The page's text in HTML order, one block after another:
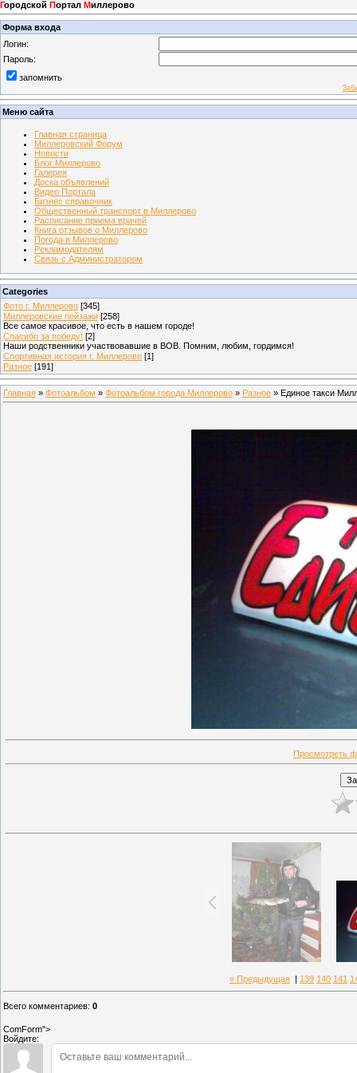
Городской Портал Миллерово
Форма входа
Логин:
Пароль:
запомнить
Меню сайта
Главная страница
Миллеровский Форум
Новости
Блог Миллерово
Галерея
Доска объявлений
Видео Портала
Бизнес справочник
Общественный транспорт в Миллерово
Расписание приема врачей
Книга отзывов о Миллерово
Погода в Миллерово
Рекламодателям
Связь с Администратором
Categories
Фото г. Миллерово [345]
Миллеровские пейзажи [258]
Все самое красивое, что есть в нашем городе!
Спасибо за победу! [2]
Наши родственники участвовавшие в ВОВ. Помним, любим, гордимся!
Спортивная история г. Миллерово [1]
Разное [191]
Главная » Фотоальбом » Фотоальбом города Миллерово » Разное » Единое такси
Просмотреть
« Предыдущая 139 140 141
Всего комментариев: 0
ComForm">
Войдите: